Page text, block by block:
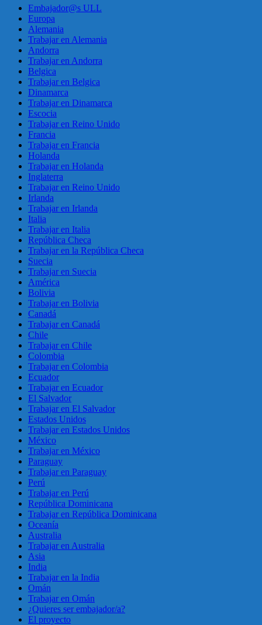
Embajador@s ULL
Europa
Alemania
Trabajar en Alemania
Andorra
Trabajar en Andorra
Belgica
Trabajar en Belgica
Dinamarca
Trabajar en Dinamarca
Escocia
Trabajar en Reino Unido
Francia
Trabajar en Francia
Holanda
Trabajar en Holanda
Inglaterra
Trabajar en Reino Unido
Irlanda
Trabajar en Irlanda
Italia
Trabajar en Italia
República Checa
Trabajar en la República Checa
Suecia
Trabajar en Suecia
América
Bolivia
Trabajar en Bolivia
Canadá
Trabajar en Canadá
Chile
Trabajar en Chile
Colombia
Trabajar en Colombia
Ecuador
Trabajar en Ecuador
El Salvador
Trabajar en El Salvador
Estados Unidos
Trabajar en Estados Unidos
México
Trabajar en México
Paraguay
Trabajar en Paraguay
Perú
Trabajar en Perú
República Dominicana
Trabajar en República Dominicana
Oceanía
Australia
Trabajar en Australia
Asia
India
Trabajar en la India
Omán
Trabajar en Omán
¿Quieres ser embajador/a?
El proyecto